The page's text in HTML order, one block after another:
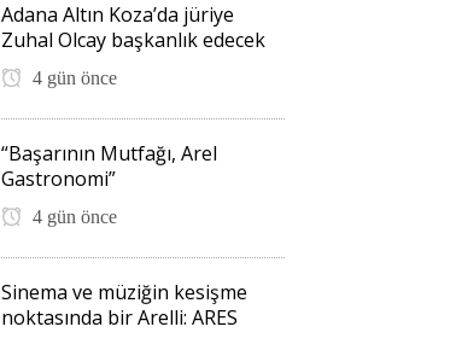
Adana Altın Koza’da jüriye
Zuhal Olcay başkanlık edecek
4 gün önce
“Başarının Mutfağı, Arel
Gastronomi”
4 gün önce
Sinema ve müziğin kesişme
noktasında bir Arelli: ARES